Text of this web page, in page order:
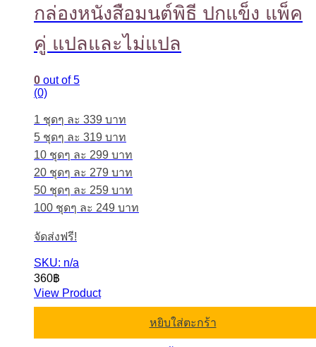
กล่องหนังสือมนต์พิธี ปกแข็ง แพ็ค
คู่ แปลและไม่แปล
0 out of 5
(0)
1 ชุดๆ ละ 339 บาท
5 ชุดๆ ละ 319 บาท
10 ชุดๆ ละ 299 บาท
20 ชุดๆ ละ 279 บาท
50 ชุดๆ ละ 259 บาท
100 ชุดๆ ละ 249 บาท
จัดส่งฟรี!
SKU: n/a
360฿
View Product
หยิบใส่ตะกร้า